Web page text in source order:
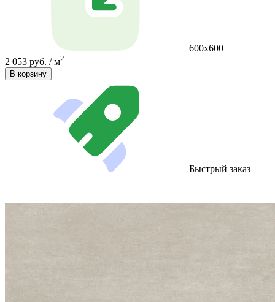
600х600
2 053 руб. / м2
В корзину
Быстрый заказ